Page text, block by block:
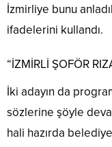
İzmirliye bunu
ifadelerini kullandı.
“İZMİRLİ ŞOFÖR
İki adayın da
sözlerine şöyle
hali hazırda